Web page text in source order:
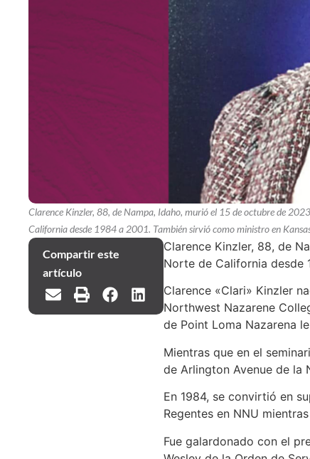
Clarence Kinzler, 88, de Nampa, Idaho, murió el 15 de octubre de
California desde 1984 a 2001. También sirvió como ministro en
Compartir este
artículo
Clarence Kinzler, 88, de
Norte de California desde
Clarence «Clari» Kinzler
Northwest Nazarene
de Point Loma Nazarena
Mientras que en el
de Arlington Avenue de la
En 1984, se convirtió en
Regentes en NNU
Fue galardonado con el